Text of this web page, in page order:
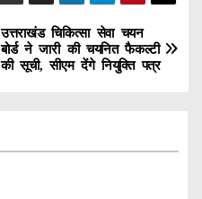
उत्तराखंड चिकित्सा सेवा चयन
बोर्ड ने जारी की चयनित फैकल्टी
की सूची, सीएम देंगे नियुक्ति पत्र